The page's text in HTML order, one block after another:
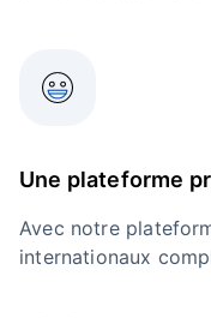
Une plateforme
Avec notre
internationaux